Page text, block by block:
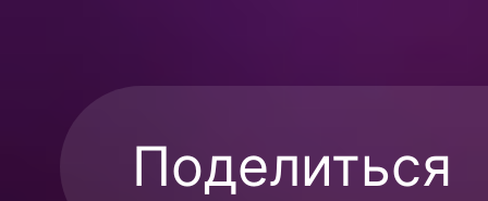
Поделиться